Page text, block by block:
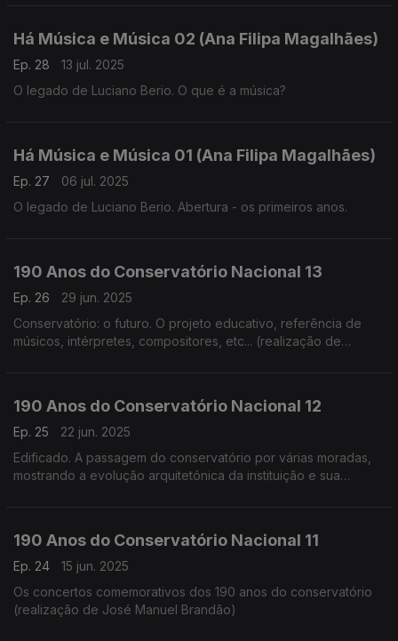
Há Música e Música 02 (Ana Filipa Magalhães)
Ep. 28
13 jul. 2025
O legado de Luciano Berio. O que é a música?
Há Música e Música 01 (Ana Filipa Magalhães)
Ep. 27
06 jul. 2025
O legado de Luciano Berio. Abertura - os primeiros anos.
190 Anos do Conservatório Nacional 13
Ep. 26
29 jun. 2025
Conservatório: o futuro. O projeto educativo, referência de
músicos, intérpretes, compositores, etc... (realização de
190 Anos do Conservatório Nacional 12
Ep. 25
22 jun. 2025
Edificado. A passagem do conservatório por várias moradas,
mostrando a evolução arquitetónica da instituição e sua
190 Anos do Conservatório Nacional 11
Ep. 24
15 jun. 2025
Os concertos comemorativos dos 190 anos do conservatório
(realização de José Manuel Brandão)